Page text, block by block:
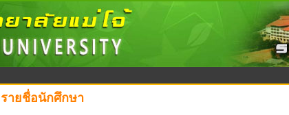
รายชื่อนักศึกษา